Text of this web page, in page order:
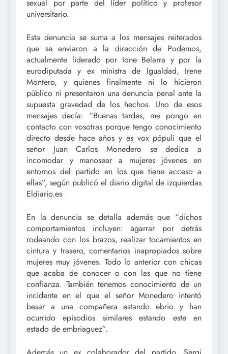
sexual por parte del líder político y profesor
universitario.
Esta denuncia se suma a los mensajes reiterados
que se enviaron a la dirección de Podemos,
actualmente liderado por Ione Belarra y por la
eurodiputada y ex ministra de Igualdad, Irene
Montero, y quienes finalmente ni lo hicieron
público ni presentaron una denuncia penal ante la
supuesta gravedad de los hechos. Uno de esos
mensajes decía: “Buenas tardes, me pongo en
contacto con vosotras porque tengo conocimiento
directo desde hace años y es vox pópuli que el
señor Juan Carlos Monedero se dedica a
incomodar y manosear a mujeres jóvenes en
entornos del partido en los que tiene acceso a
ellas”, según publicó el diario digital de izquierdas
Eldiario.es
En la denuncia se detalla además que “dichos
comportamientos incluyen: agarrar por detrás
rodeando con los brazos, realizar tocamientos en
cintura y trasero, comentarios inapropiados sobre
mujeres muy jóvenes. Todo lo anterior con chicas
que acaba de conocer o con las que no tiene
confianza. También tenemos conocimiento de un
incidente en el que el señor Monedero intentó
besar a una compañera estando ebrio y han
ocurrido episodios similares estando este en
estado de embriaguez”.